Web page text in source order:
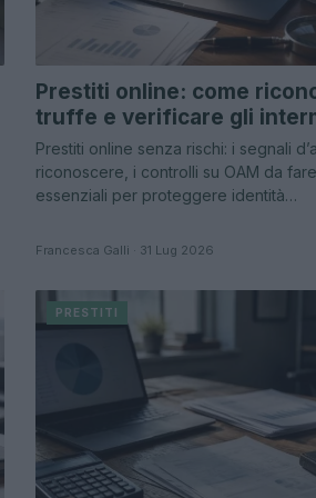
Prestiti online: come
truffe e verificare gli
Prestiti online senza rischi: i segnali
riconoscere, i controlli su OAM da
essenziali per proteggere identità…
Francesca Galli · 31 Lug 2026
PRESTITI